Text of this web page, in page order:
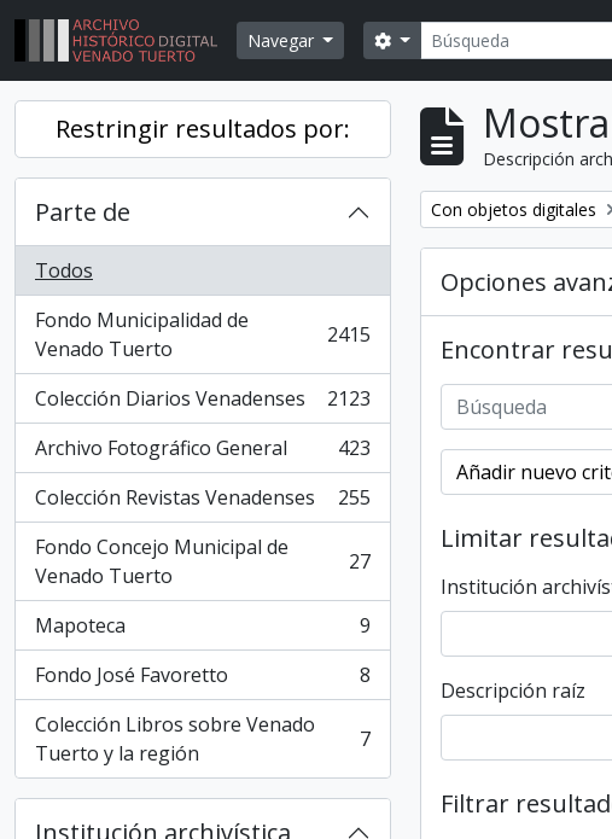
Skip to main content
Navegar
Búsqueda
Search options
Restringir resultados por:
Parte de
Todos
Fondo Municipalidad de
Venado Tuerto
, 2415 resultados 2415
Colección Diarios Venadenses
, 2123 resultados
2123
Archivo Fotográfico General
, 423 resultados
423
Colección Revistas Venadenses
, 255 resultados
255
Fondo Concejo Municipal de
Venado Tuerto
, 27 resultados 27
Mapoteca
, 9 resultados
9
Fondo José Favoretto
, 8 resultados
8
Colección Libros sobre Venado
Tuerto y la región
, 7 resultados 7
Institución archivística
Descripción
Remover filtro
Con objetos digitales
Opciones
Encontrar
Añadir nuevo
Limitar
Institución
Descripción raíz
Filtrar